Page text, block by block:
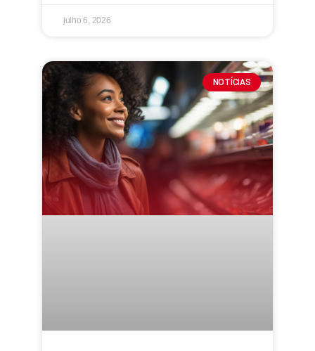
julho 6, 2026
NOTÍCIAS